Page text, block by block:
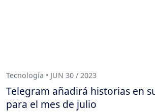
Tecnología • JUN 30 / 2023
Telegram añadirá historias en
para el mes de julio